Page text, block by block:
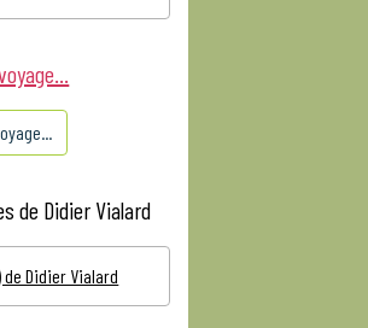
de Didier Vialard
de Didier Vialard